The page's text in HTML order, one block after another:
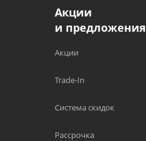
Акции
и предложения
Акции
Trade-In
Система скидок
Рассрочка